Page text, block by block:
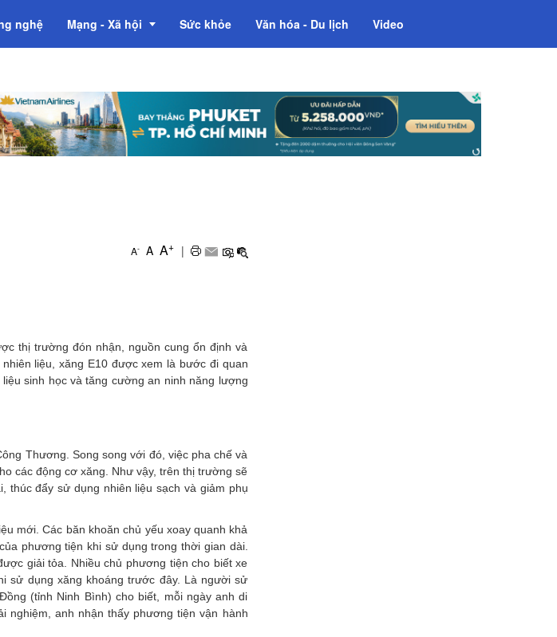
nghệ Mạng - Xã hội
OCOP
Sức khỏe Văn hóa - Du lịch Video
A- A A+ |
thị trường đón nhận, nguồn cung ổn định và
liệu, xăng E10 được xem là bước đi quan
sinh học và tăng cường an ninh năng lượng
Thương. Song song với đó, việc pha chế và
các động cơ xăng. Như vậy, trên thị trường sẽ
thúc đẩy sử dụng nhiên liệu sạch và giảm phụ
mới. Các băn khoăn chủ yếu xoay quanh khả
phương tiện khi sử dụng trong thời gian dài.
giải tỏa. Nhiều chủ phương tiện cho biết xe
sử dụng xăng khoáng trước đây. Là người sử
(tỉnh Ninh Bình) cho biết, mỗi ngày anh di
nghiệm, anh nhận thấy phương tiện vận hành